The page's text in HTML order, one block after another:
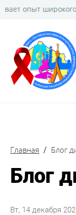
знания ru
Главная Блог
Блог
Вт, 14 декабря